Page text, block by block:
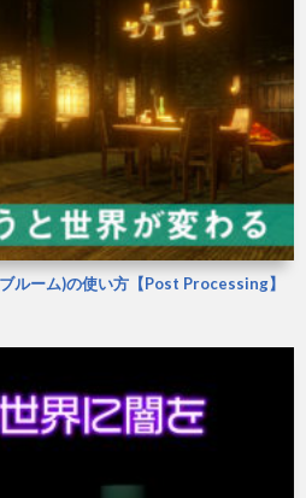
ルーム)の使い方【Post Processing】